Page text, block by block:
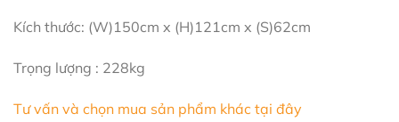
Kích thước: (W)150cm x (H)121cm x (S)62cm
Trọng lượng : 228kg
Tư vấn và chọn mua sản phẩm khác tại đây